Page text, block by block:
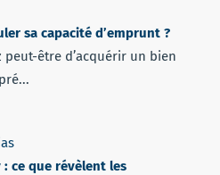
sa capacité d’emprunt ?
peut-être d’acquérir un bien
: ce que révèlent les